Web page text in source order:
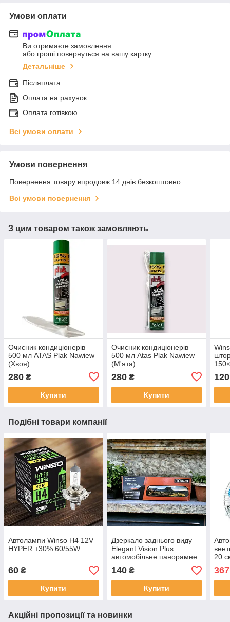
Умови оплати
Ви отримаєте замовлення
або гроші повернуться на вашу картку
Детальніше
Післяплата
Оплата на рахунок
Оплата готівкою
Всі умови оплати
Умови повернення
Повернення товару впродовж 14 днів безкоштовно
Всі умови повернення
З цим товаром також замовляють
Очисник кондиціонерів
500 мл ATAS Plak Nawiew
(Хвоя)
280 ₴
Купити
Очисник кондиціонерів
500 мл Atas Plak Nawiew
(М'ята)
280₴
Купити
120
Подібні товари компанії
Автолампи Winso H4 12V
HYPER +30% 60/55W
60 ₴
Купити
Дзеркало заднього виду
Elegant Vision Plus
автомобільне панорамне
140₴
Купити
20
367
Акційні пропозиції та новинки